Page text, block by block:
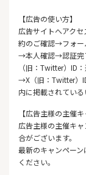
【広告の使い方】
広告サイトへアク
約のご確認→フォー
→本人確認→認証完
（旧：Twitter）ID
→X（旧：Twitter）
内に掲載されてい
【広告主様の主催
広告主様の主催キ
合がございます。
最新のキャンペー
ください。